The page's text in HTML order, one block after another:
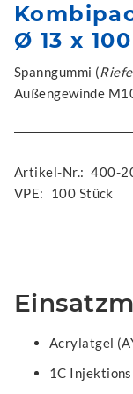
Ø 13 x
Spanngummi (
Außengewinde
Artikel-Nr.: 400-
VPE:
100 Stück
Acrylatgel
1C